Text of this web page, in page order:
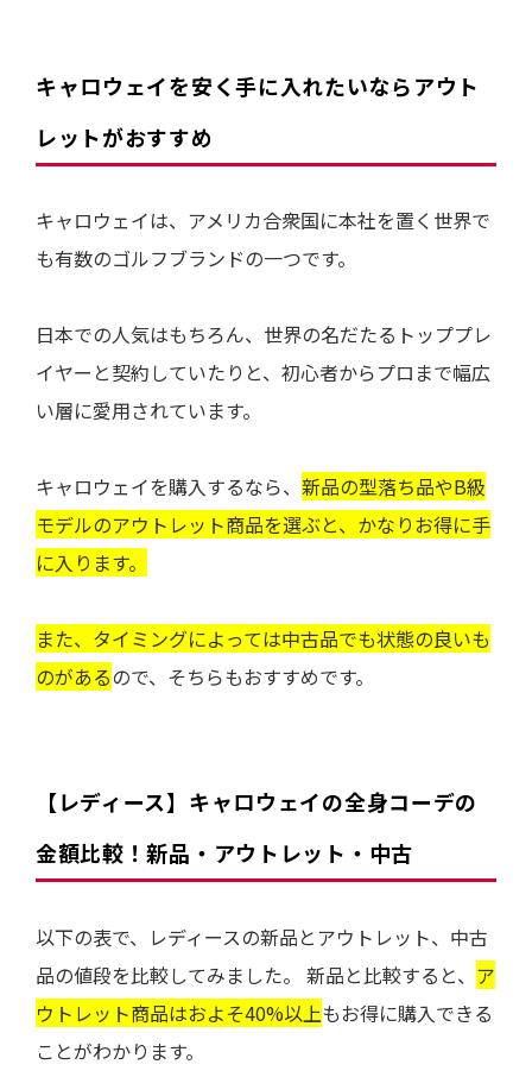
キャロウェイを安く手に入れたいならアウト
レットがおすすめ
キャロウェイは、アメリカ合衆国に本社を置く世界で
も有数のゴルフブランドの一つです。
日本での人気はもちろん、世界の名だたるトッププレ
イヤーと契約していたりと、初心者からプロまで幅広
い層に愛用されています。
キャロウェイを購入するなら、 新品の型落ち品やB級
モデルのアウトレット商品を選ぶと、かなりお得に手
に入ります。
また、タイミングによっては中古品でも状態の良いも
のがあるので、そちらもおすすめです。
【レディース】 キャロウェイの全身コーデの
金額比較！新品・アウトレット・中古
以下の表で、レディースの新品とアウトレット、中古
品の値段を比較してみました。 新品と比較すると、 ア
ウトレット商品はおよそ40%以上もお得に購入できる
ことがわかります。